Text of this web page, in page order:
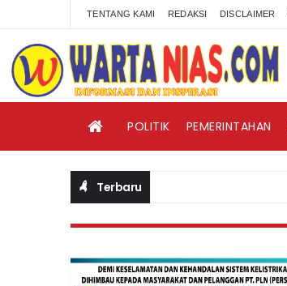
TENTANG KAMI REDAKSI DISCLAIMER
POLITIK PEMERINTAHAN
Terbaru